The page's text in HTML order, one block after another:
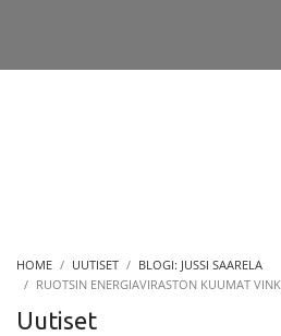
HOME UUTISET
BLOGI: JUSSI SAARELA
RUOTSIN ENERGIAVIRASTON KUUMAT
Uutiset